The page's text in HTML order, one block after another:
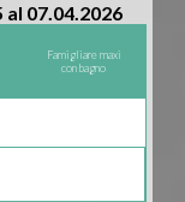
07.04.2026
Famigliare maxi
con bagno